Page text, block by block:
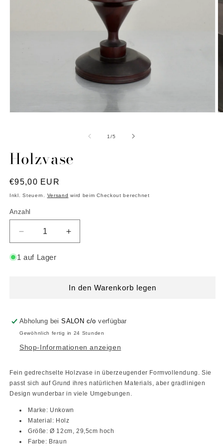
1/von
5
Holzvase
Normaler
Preis
€95,00 EUR
Inkl. Steuern. Versand wird beim Checkout berechnet
Anzahl
Verringere
die
Menge
Erhöhe
die
1 auf Lager
In den Warenkorb legen
Abholung beiSALON c/o verfügbar
Gewöhnlich fertig in 24 Stunden
Shop-Informationen anzeigen
Fein gedrechselte Holzvase in überzeugender Formvollendung. Sie
passt sich auf Grund ihres natürlichen Materials, aber gradlinigen
Design wunderbar in viele Umgebungen.
Marke: Unkown
Material: Holz
Größe:Ø 12cm, 29,5cm hoch
Farbe: Braun